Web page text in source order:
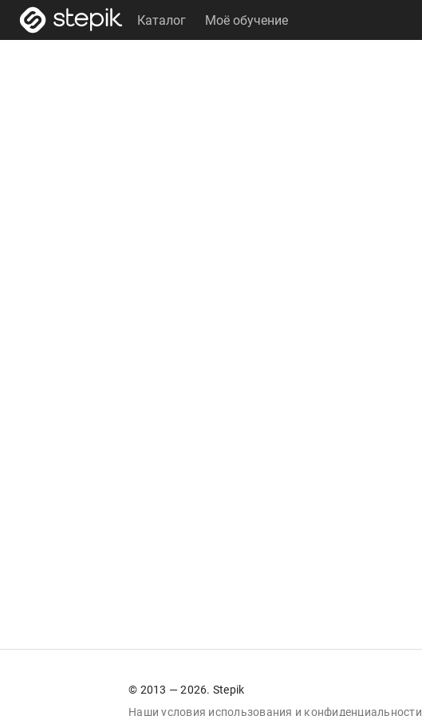
Каталог Моё обучение
© 2013 — 2026. Stepik
Наши условия использования и конфиденциальности